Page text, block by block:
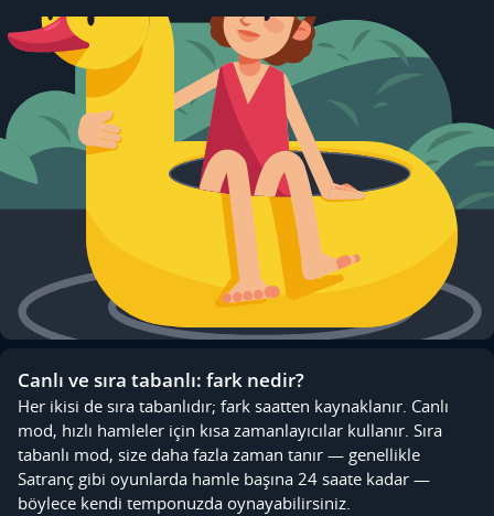
Canlı ve sıra tabanlı: fark nedir?
Her ikisi de sıra tabanlıdır; fark saatten kaynaklanır. Canlı
mod, hızlı hamleler için kısa zamanlayıcılar kullanır. Sıra
tabanlı mod, size daha fazla zaman tanır — genellikle
Satranç gibi oyunlarda hamle başına 24 saate kadar —
böylece kendi temponuzda oynayabilirsiniz.